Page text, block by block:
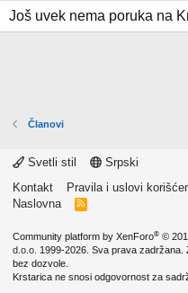
Još uvek nema poruka na
Članovi
Svetli stil
Srpski
Kontakt
Pravila i uslovi
Naslovna
R
Community platform by XenForo® ©
d.o.o. 1999-2026. Sva prava zadržana.
bez dozvole.
Krstarica ne snosi odgovornost za